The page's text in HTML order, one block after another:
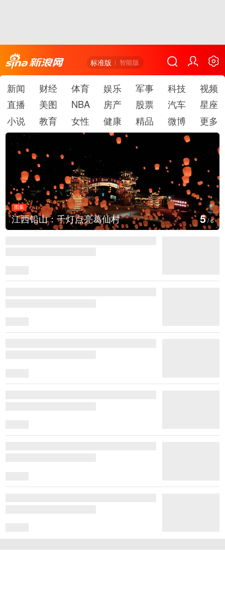
标准版 智能版
新闻 财经 体育 娱乐 军事 科技
视频
直播
美图 NBA 房产 股票 汽车
星座
小说
教育 女性 健康 精品 微博 更多
图集
江西铅山：千灯点亮葛仙村 6/6